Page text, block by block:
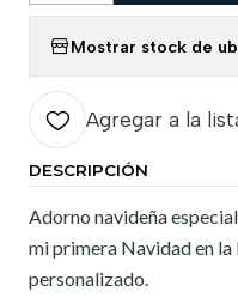
Mostrar stock de
Agregar a la
DESCRIPCIÓN
Adorno navideña
mi primera Navidad en
personalizado.